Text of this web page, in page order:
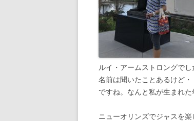
ルイ・アームストロングでし
名前は聞いたことあるけど
ですね。なんと私が生まれた
ニューオリンズでジャスを楽